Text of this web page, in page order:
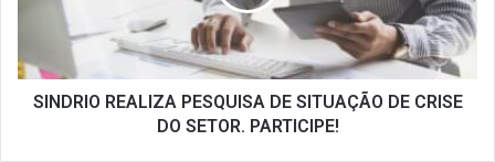
SETOR.
PARTICIPE!
SINDRIO REALIZA PESQUISA DE SITUAÇÃO DE CRISE
DO SETOR. PARTICIPE!